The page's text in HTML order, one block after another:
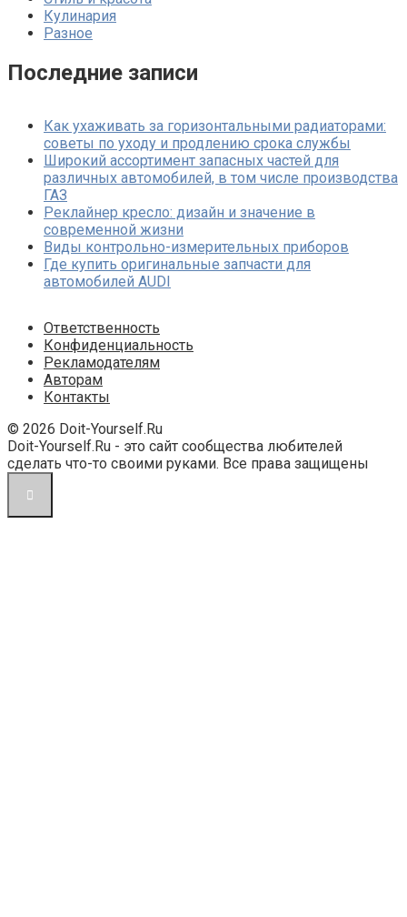
Кулинария
Разное
Последние записи
Как ухаживать за горизонтальными радиаторами:
советы по уходу и продлению срока службы
Широкий ассортимент запасных частей для
различных автомобилей, в том числе производства
ГАЗ
Реклайнер кресло: дизайн и значение в
современной жизни
Виды контрольно-измерительных приборов
Где купить оригинальные запчасти для
автомобилей AUDI
Ответственность
Конфиденциальность
Рекламодателям
Авторам
Контакты
© 2026 Doit-Yourself.Ru
Doit-Yourself.Ru - это сайт сообщества любителей
сделать что-то своими руками. Все права защищены